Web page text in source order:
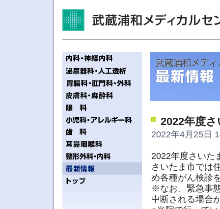
2022年度
2022年4月25日
2022年度さいた
さいたま市では
め各種がん検診
※なお、緊急事
中断される場合